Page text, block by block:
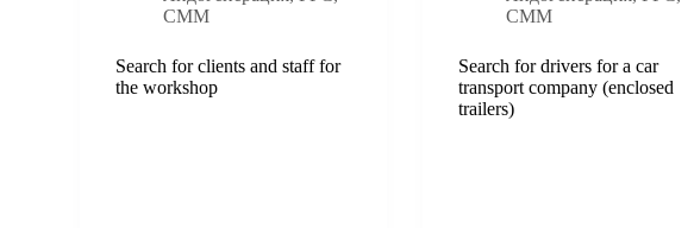
СММ
Search for clients and staff for
the workshop
СММ
Search for drivers for a car
transport company (enclosed
trailers)